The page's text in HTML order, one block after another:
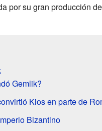
por su gran producción
Gemlik?
Kios en parte de
Bizantino